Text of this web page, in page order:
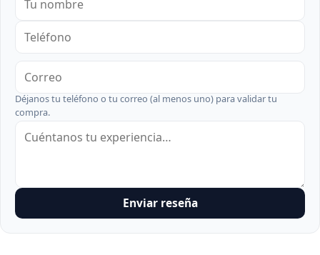
Déjanos tu teléfono o tu correo (al menos uno) para validar tu
compra.
Enviar reseña